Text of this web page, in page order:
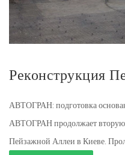
Реконструкция
АВТОГРАН: подготовка
АВТОГРАН продолжает вторую
Пейзажной Аллеи в Киеве.